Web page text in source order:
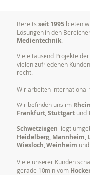
durch bewegte
Bereits seit 1995 bieten
Lösungen in den
Medientechnik.
Viele tausend Projekte
vielen zufriedenen
recht.
Wir arbeiten international
Wir befinden uns im
Frankfurt, Stuttgart und
Schwetzingen liegt
Heidelberg, Mannheim,
Wiesloch, Weinheim und
Viele unserer Kunden
gerade 10min vom